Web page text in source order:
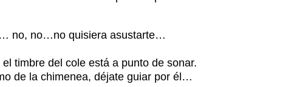
no, no…no quisiera asustarte…
timbre del cole está a punto de sonar.
de la chimenea, déjate guiar por él…